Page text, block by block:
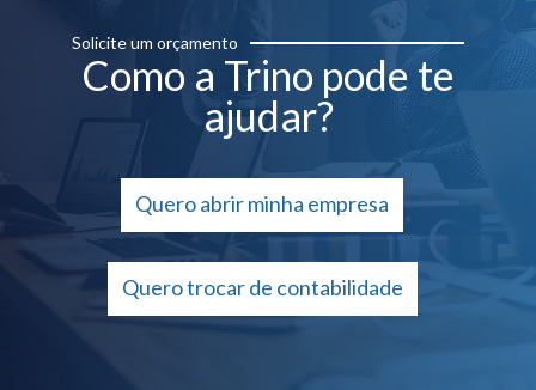
Solicite um orçamento
Como a Trino pode te
ajudar?
Quero abrir minha empresa
Quero trocar de contabilidade